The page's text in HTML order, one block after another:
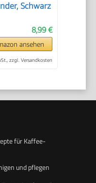
Schwarz
8,99 €
ansehen
zzgl. Versandkosten
für Kaffee-
und pflegen